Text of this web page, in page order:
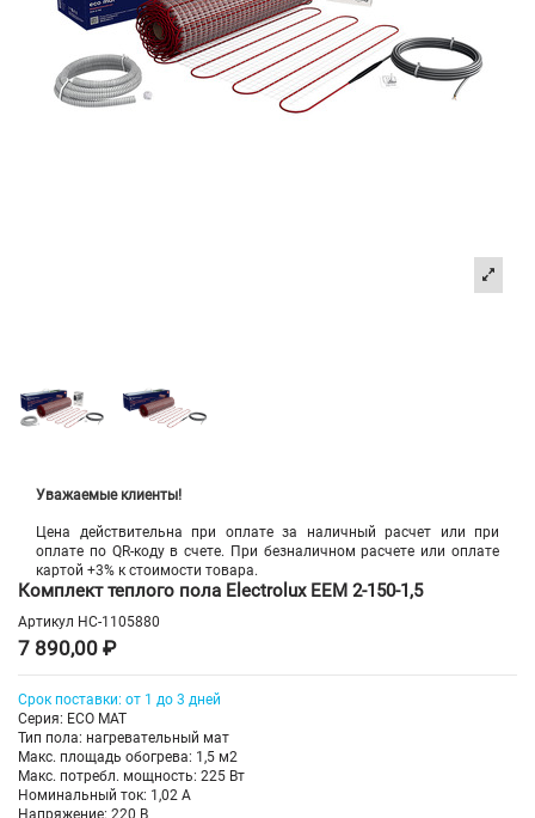
Уважаемые клиенты!
Цена действительна при оплате за наличный расчет или при
оплате по QR-коду в счете. При безналичном расчете или оплате
картой +3% к стоимости товара.
Комплект теплого пола Electrolux EEM 2-150-1,5
Артикул НС-1105880
7 890,00 ₽
Срок поставки: от 1 до 3 дней
Серия: ECO MAT
Тип пола: нагревательный мат
Макс. площадь обогрева: 1,5 м2
Макс. потребл. мощность: 225 Вт
Номинальный ток: 1,02 А
Напряжение: 220 В